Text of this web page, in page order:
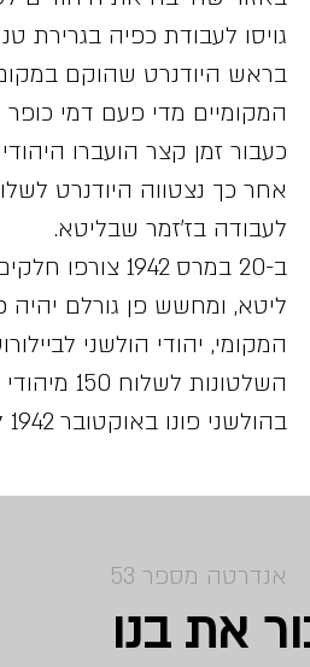
גויסו לעבודת כפיה בגרירת
בראש היודנרט שהוקם
המקומיים מדי פעם דמי
כעבור זמן קצר הועברו
לעבודה בז'זמר שבליטא.
ב-20 במרס
ליטא, ומחשש פן גורלם יהיה
המקומי, יהודי הולשני
בהולשני פונו באוקטובר 1942 לגטו אושמיאנה, וגורלם היה כגורל יהודי הגטו ההוא.
(קרדיט: תוכן
אנדרטה מספר 53
את בנו